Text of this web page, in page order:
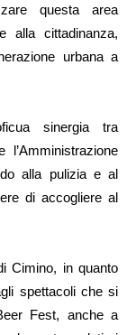
questa area
alla cittadinanza,
urbana a
sinergia tra
l’Amministrazione
alla pulizia e al
di accogliere al
Cimino, in quanto
spettacoli che si
Fest, anche a